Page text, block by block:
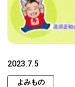
2023.7.5
よみもの